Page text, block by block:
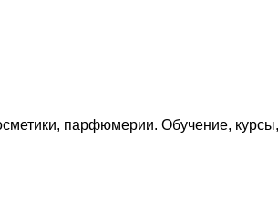
парфюмерии. Обучение, курсы,